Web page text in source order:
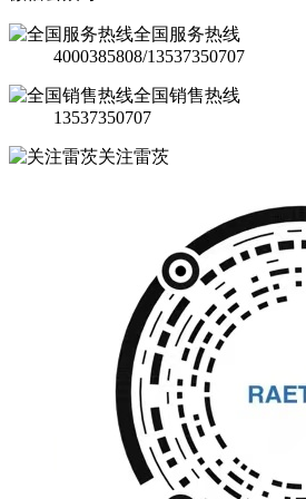
全国服务热线
4000385808/13537350707
全国销售热线
13537350707
关注雷茨